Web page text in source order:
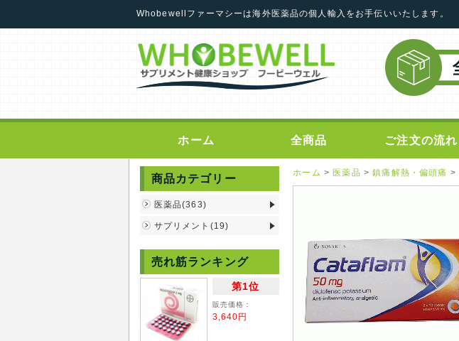
Whobewellファーマシーは海外医薬品の個人輸入をお手伝いいたします。
ホーム 全商品 ご注文の流れ
ホーム >医薬品 >鎮痛解熱・偏頭痛 >
商品カテゴリー
医薬品(363)
サプリメント(19)
売れ筋ランキング
第1位
販売価格：
3,640円